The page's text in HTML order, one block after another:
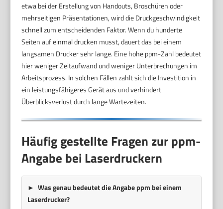
etwa bei der Erstellung von Handouts, Broschüren oder
mehrseitigen Präsentationen, wird die Druckgeschwindigkeit
schnell zum entscheidenden Faktor. Wenn du hunderte
Seiten auf einmal drucken musst, dauert das bei einem
langsamen Drucker sehr lange. Eine hohe ppm-Zahl bedeutet
hier weniger Zeitaufwand und weniger Unterbrechungen im
Arbeitsprozess. In solchen Fällen zahlt sich die Investition in
ein leistungsfähigeres Gerät aus und verhindert
Überblicksverlust durch lange Wartezeiten.
Häufig gestellte Fragen zur ppm-
Angabe bei Laserdruckern
Was genau bedeutet die Angabe ppm bei einem
Laserdrucker?